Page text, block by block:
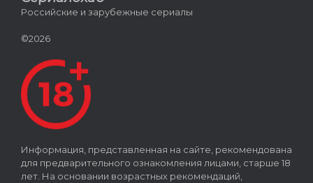
Российские и зарубежные сериалы
©2026
Информация, представленная на сайте, рекомендована
для предварительного ознакомления лицами, старше 18
лет. На основании возрастных рекомендаций,